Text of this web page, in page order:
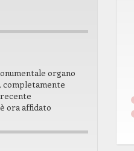
organo
completamente
ora affidato